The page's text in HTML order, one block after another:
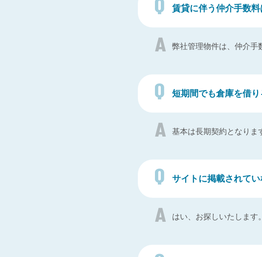
賃貸に伴う仲介手数
弊社管理物件は、仲介手
短期間でも倉庫を借
基本は長期契約となりま
サイトに掲載されて
はい、お探しいたします